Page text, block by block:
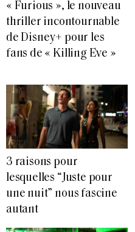
« Furious », le nouveau
thriller incontournable
de Disney+ pour les
fans de « Killing Eve »
3 raisons pour
lesquelles “Juste pour
une nuit” nous fascine
autant